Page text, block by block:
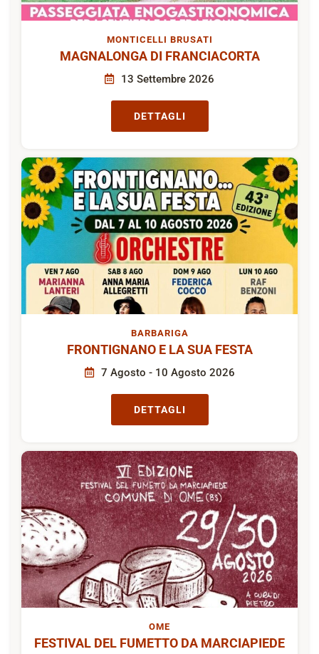
MONTICELLI BRUSATI
MAGNALONGA DI FRANCIACORTA
13 Settembre 2026
DETTAGLI
BARBARIGA
FRONTIGNANO E LA SUA FESTA
7 Agosto - 10 Agosto 2026
DETTAGLI
OME
FESTIVAL DEL FUMETTO DA MARCIAPIEDE